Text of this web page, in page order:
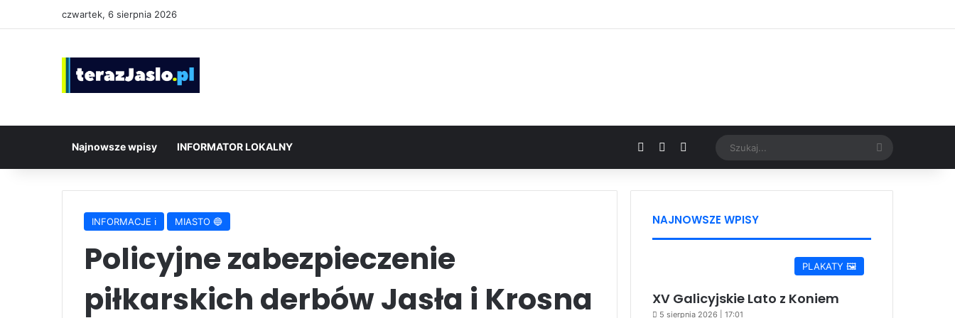
czwartek, 6 sierpnia 2026
Najnowsze wpisy INFORMATOR LOKALNY Facebook YouTubeGoogle News Szukaj...
INFORMACJE ℹ️ MIASTO 🔵
Policyjne zabezpieczenie
piłkarskich derbów Jasła i Krosna
NAJNOWSZE WPISY
PLAKATY 🖼️
XV Galicyjskie Lato z Koniem
5 sierpnia 2026 | 17:01